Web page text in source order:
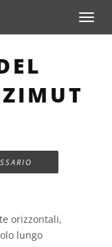
Toggle
orizzontali,
lungo